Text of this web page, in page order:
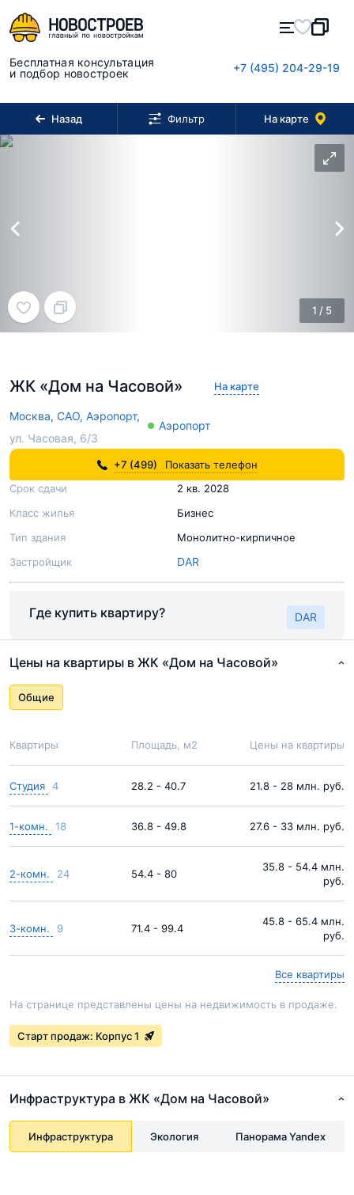
Бесплатная консультация
и подбор новостроек
+7 (495) 204-29-19
Назад Фильтр На карте
ЖК «Дом на Часовой» На карте
Москва, САО, Аэропорт,
ул. Часовая, 6/3
Аэропорт
1 / 5
Срок сдачи
2 кв. 2028
Класс жилья
Бизнес
Тип здания
Монолитно-кирпичное
Застройщик
DAR
+7 (499) Показать телефон
Где купить квартиру? DAR
Цены на квартиры в ЖК «Дом на Часовой»
Общие
Квартиры Площадь, м2 Цены на квартиры
Студия 4 28.2 - 40.7 21.8 - 28 млн. руб.
1-комн. 18 36.8 - 49.8 27.6 - 33 млн. руб.
2-комн. 24 54.4 - 80
35.8 - 54.4 млн.
руб.
3-комн. 9 71.4 - 99.4
45.8 - 65.4 млн.
руб.
Все квартиры
На странице представлены цены на недвижимость в продаже.
Старт продаж: Корпус 1
Инфраструктура в ЖК «Дом на Часовой»
Инфраструктура Экология Панорама Yandex